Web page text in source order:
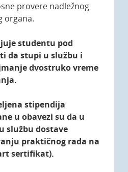
provere nadležnog
organa.
studentu pod
da stupi u službu i
dvostruko vreme
stipendija
u obavezi su da u
službu dostave
praktičnog rada na
sertifikat).